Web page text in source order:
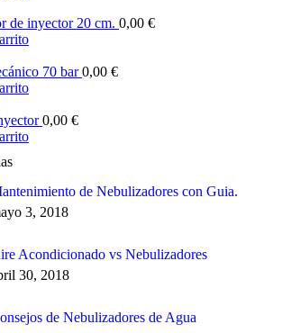
de inyector 20 cm. 0,00 €
70 bar0,00 €
0,00 €
de Nebulizadores con Guia.
3, 2018
Acondicionado vs Nebulizadores
30, 2018
de Nebulizadores de Agua